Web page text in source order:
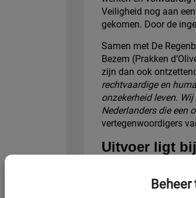
Veiligheid nog aan
gekomen. Door de
Samen met De
Bezem (Prakken
zijn dan ook
rechtvaardige en
onzekerheid leven.
Nederlanders die een
vertegenwoordigers
Uitvoer ligt
De stemming voor
echt van komt is
vertrouwen in dat het